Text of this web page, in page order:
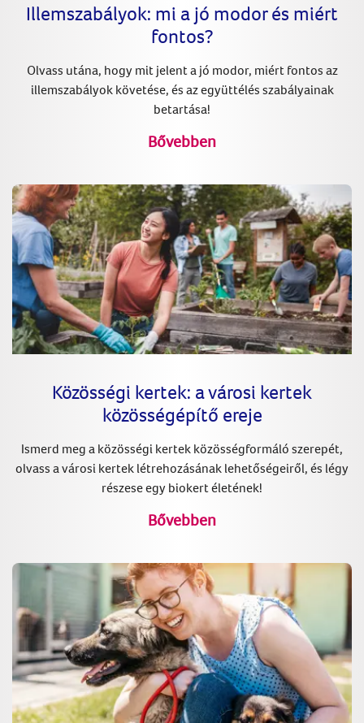
Illemszabályok: mi a jó modor és miért
fontos?
Olvass utána, hogy mit jelent a jó modor, miért fontos az
illemszabályok követése, és az együttélés szabályainak
betartása!
Bővebben
Közösségi kertek: a városi kertek
közösségépítő ereje
Ismerd meg a közösségi kertek közösségformáló szerepét,
olvass a városi kertek létrehozásának lehetőségeiről, és légy
részese egy biokert életének!
Bővebben